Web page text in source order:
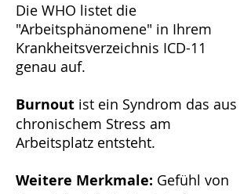
Die WHO listet die
"Arbeitsphänomene" in Ihrem
Krankheitsverzeichnis ICD-11
genau auf.
Burnout ist ein Syndrom das aus
chronischem Stress am
Arbeitsplatz entsteht.
Weitere Merkmale: Gefühl von